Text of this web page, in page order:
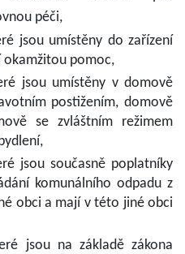
péči,
jsou umístěny do zařízení
okamžitou pomoc,
jsou umístěny v domově
postižením, domově
se zvláštním režimem
jsou současně poplatníky
komunálního odpadu z
obci a mají v této jiné obci
jsou na základě zákona